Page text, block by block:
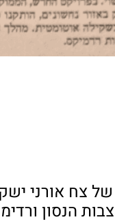
של צח אורני
הנסון